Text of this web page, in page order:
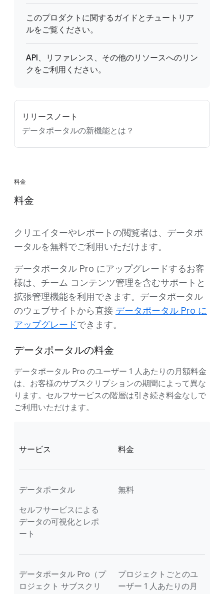
このプロダクトに関するガイドとチュートリア
ルをご覧ください。
API、リファレンス、その他のリソースへのリン
クをご利用ください。
リリースノート
データポータルの新機能とは？
料金
料金
クリエイターやレポートの閲覧者は、データポ
ータルを無料でご利用いただけます。
データポータル Pro にアップグレードするお客
様は、チーム コンテンツ管理を含むサポートと
拡張管理機能を利用できます。データポータル
のウェブサイトから直接 データポータル Pro に
アップグレードできます。
データポータルの料金
データポータル Pro のユーザー 1 人あたりの月額料金
は、お客様のサブスクリプションの期間によって異な
ります。セルフサービスの階層は引き続き料金なしで
ご利用いただけます。
サービス 料金
データポータル
セルフサービスによる
データの可視化とレポ
ート
無料
データポータル Pro（プ
ロジェクト サブスクリ
プロジェクトごとのユ
ーザー 1 人あたりの月